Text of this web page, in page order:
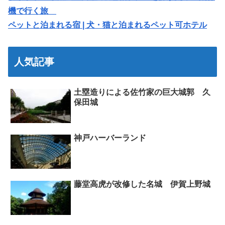
機で行く旅
ペットと泊まれる宿 | 犬・猫と泊まれるペット可ホテル
人気記事
土塁造りによる佐竹家の巨大城郭 久
保田城
神戸ハーバーランド
藤堂高虎が改修した名城 伊賀上野城